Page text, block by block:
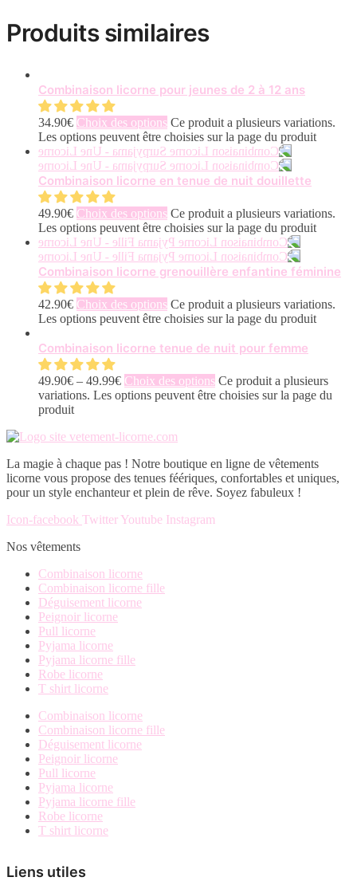
Produits similaires
Combinaison licorne pour jeunes de 2 à 12 ans
34.90€ Choix des options Ce produit a plusieurs variations.
Les options peuvent être choisies sur la page du produit
Combinaison licorne en tenue de nuit douillette
49.90€ Choix des options Ce produit a plusieurs variations.
Les options peuvent être choisies sur la page du produit
Combinaison licorne grenouillère enfantine féminine
42.90€ Choix des options Ce produit a plusieurs variations.
Les options peuvent être choisies sur la page du produit
Combinaison licorne tenue de nuit pour femme
49.90€ – 49.99€ Choix des options Ce produit a plusieurs
variations. Les options peuvent être choisies sur la page du
produit
La magie à chaque pas ! Notre boutique en ligne de vêtements
licorne vous propose des tenues féériques, confortables et uniques,
pour un style enchanteur et plein de rêve. Soyez fabuleux !
Icon-facebook Twitter Youtube Instagram
Nos vêtements
Combinaison licorne
Combinaison licorne fille
Déguisement licorne
Peignoir licorne
Pull licorne
Pyjama licorne
Pyjama licorne fille
Robe licorne
T shirt licorne
Combinaison licorne
Combinaison licorne fille
Déguisement licorne
Peignoir licorne
Pull licorne
Pyjama licorne
Pyjama licorne fille
Robe licorne
T shirt licorne
Liens utiles